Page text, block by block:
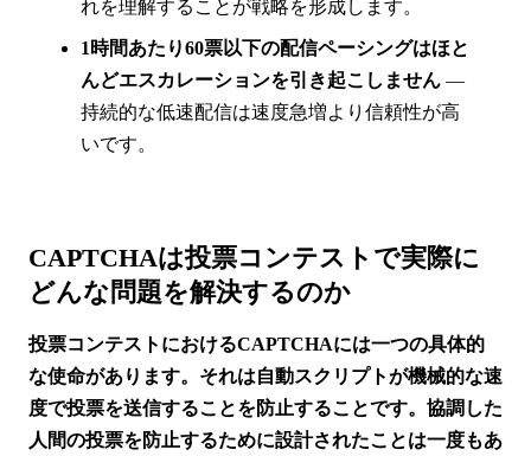
れを理解することが戦略を形成します。
1時間あたり60票以下の配信ペーシングはほと
んどエスカレーションを引き起こしません —
持続的な低速配信は速度急増より信頼性が高
いです。
CAPTCHAは投票コンテストで実際に
どんな問題を解決するのか
投票コンテストにおけるCAPTCHAには一つの具体的
な使命があります。それは自動スクリプトが機械的な速
度で投票を送信することを防止することです。協調した
人間の投票を防止するために設計されたことは一度もあ